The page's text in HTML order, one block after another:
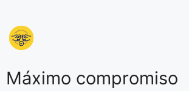
Máximo compromiso